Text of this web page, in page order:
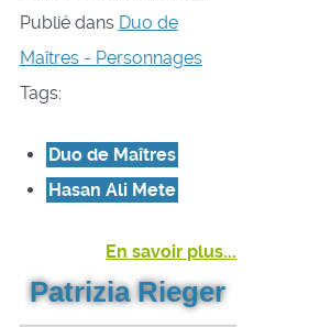
Publié dans Duo de
Maîtres - Personnages
Tags:
Duo de Maîtres
Hasan Ali Mete
En savoir plus...
Patrizia Rieger